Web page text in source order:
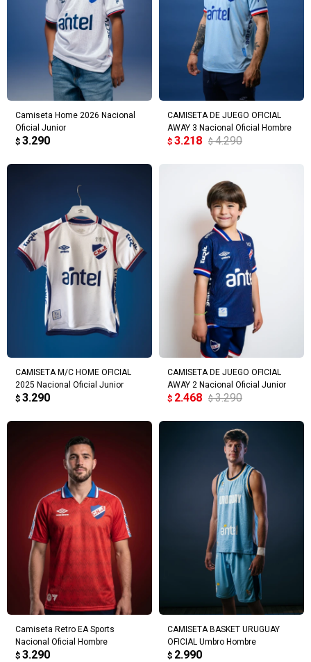
Camiseta Home 2026 Nacional
Oficial Junior
$ 3.290
CAMISETA DE JUEGO OFICIAL
AWAY 3 Nacional Oficial Hombre
$ 3.218 $ 4.290
CAMISETA M/C HOME OFICIAL
2025 Nacional Oficial Junior
$ 3.290
CAMISETA DE JUEGO OFICIAL
AWAY 2 Nacional Oficial Junior
$ 2.468 $ 3.290
Camiseta Retro EA Sports
Nacional Oficial Hombre
$ 3.290
CAMISETA BASKET URUGUAY
OFICIAL Umbro Hombre
$ 2.990